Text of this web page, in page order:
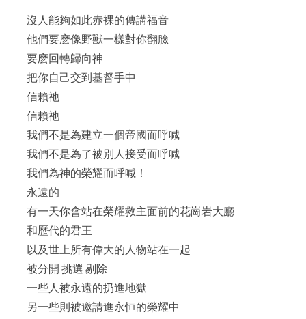
沒人能夠如此赤裸的傳講福音
他們要麽像野獸一樣對你翻臉
要麽回轉歸向神
把你自己交到基督手中
信賴祂
信賴祂
我們不是為建立一個帝國而呼喊
我們不是為了被別人接受而呼喊
我們為神的榮耀而呼喊！
永遠的
有一天你會站在榮耀救主面前的花崗岩大廳
和歷代的君王
以及世上所有偉大的人物站在一起
被分開 挑選 剔除
一些人被永遠的扔進地獄
另一些則被邀請進永恒的榮耀中